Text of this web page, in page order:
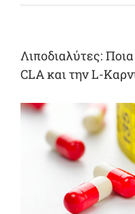
Λιποδιαλύτες: Ποια
CLA και την L-